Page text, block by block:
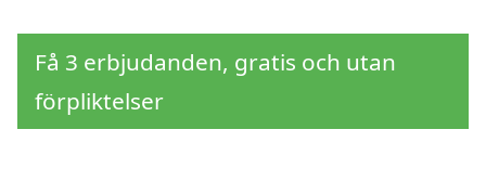
Få 3 erbjudanden, gratis och utan
förpliktelser